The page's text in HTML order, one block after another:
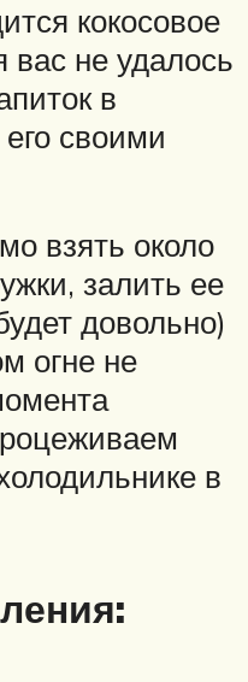
кокосовое
вас не удалось
в
своими
взять около
залить ее
довольно)
огне не
в